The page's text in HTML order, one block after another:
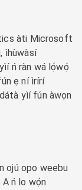
àti Microsoft
ìhùwàsí
ń ràn wá lọ́wọ́
ẹ ní ìrírí
yìí fún àwọn
ojú opo wẹẹbu
ń lo wọ́n